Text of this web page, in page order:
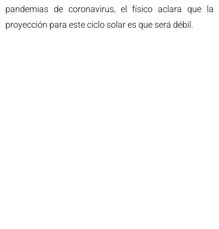
pandemias de coronavirus, el físico aclara que la
proyección para este ciclo solar es que será débil.